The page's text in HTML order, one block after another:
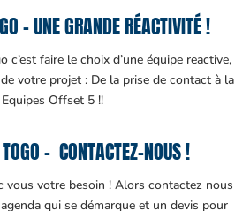
– UNE GRANDE RÉACTIVITÉ !
faire le choix d’une équipe reactive,
votre projet : De la prise de contact à la
Offset 5 !!
– CONTACTEZ-NOUS !
votre besoin ! Alors contactez nous
qui se démarque et un devis pour